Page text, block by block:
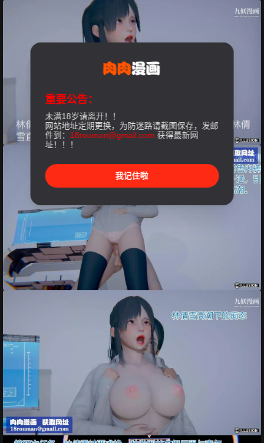
重要公告：
未满18岁请离开！！
网站地址定期更换，为防迷路请截图保存，发邮
件到： 18rouman@gmail.com 获得最新网
址！！！
我记住啦